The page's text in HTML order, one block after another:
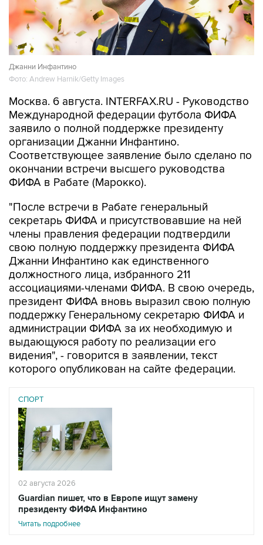
Джанни Инфантино
Фото: Andrew Harnik/Getty Images
Москва. 6 августа. INTERFAX.RU - Руководство
Международной федерации футбола ФИФА
заявило о полной поддержке президенту
организации Джанни Инфантино.
Соответствующее заявление было сделано по
окончании встречи высшего руководства
ФИФА в Рабате (Марокко).
"После встречи в Рабате генеральный
секретарь ФИФА и присутствовавшие на ней
члены правления федерации подтвердили
свою полную поддержку президента ФИФА
Джанни Инфантино как единственного
должностного лица, избранного 211
ассоциациями-членами ФИФА. В свою очередь,
президент ФИФА вновь выразил свою полную
поддержку Генеральному секретарю ФИФА и
администрации ФИФА за их необходимую и
выдающуюся работу по реализации его
видения", - говорится в заявлении, текст
которого опубликован на сайте федерации.
СПОРТ
02 августа 2026
Guardian пишет, что в Европе ищут замену
президенту ФИФА Инфантино
Читать подробнее